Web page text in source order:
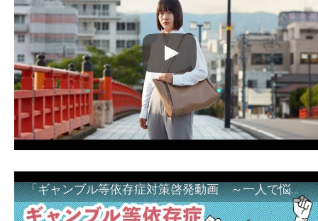
「ギャンブル等依存症対策啓発動画 ～一人で悩まず、家族で悩まず、まず！相談機関へ～」